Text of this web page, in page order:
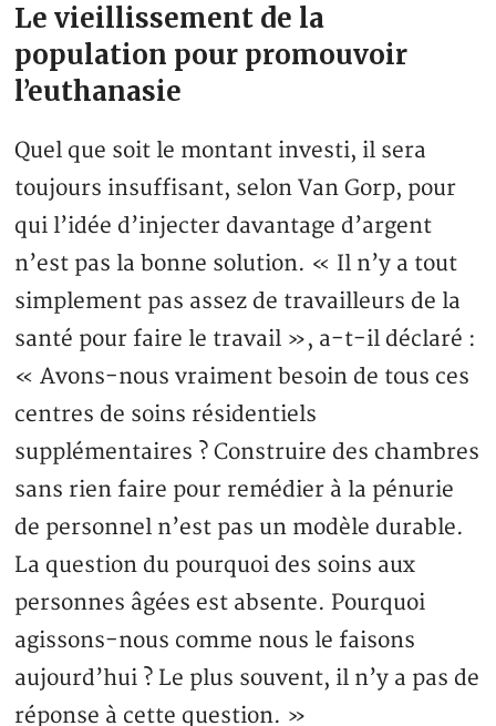
Le vieillissement de la
population pour promouvoir
l’euthanasie
Quel que soit le montant investi, il sera
toujours insuffisant, selon Van Gorp, pour
qui l’idée d’injecter davantage d’argent
n’est pas la bonne solution. « Il n’y a tout
simplement pas assez de travailleurs de la
santé pour faire le travail », a-t-il déclaré :
« Avons-nous vraiment besoin de tous ces
centres de soins résidentiels
supplémentaires ? Construire des chambres
sans rien faire pour remédier à la pénurie
de personnel n’est pas un modèle durable.
La question du pourquoi des soins aux
personnes âgées est absente. Pourquoi
agissons-nous comme nous le faisons
aujourd’hui ? Le plus souvent, il n’y a pas de
réponse à cette question. »